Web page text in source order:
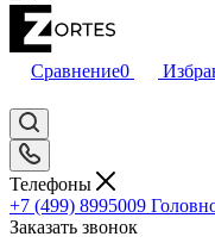
Сравнение0
Телефоны
+7 (499) 8995009
Заказать звонок